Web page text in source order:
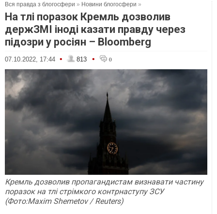
Вся правда з блогосфери » Новини блогосфери »
На тлі поразок Кремль дозволив
держЗМІ іноді казати правду через
підозри у росіян – Bloomberg
07.10.2022, 17:44 • 813 • 0
Кремль дозволив пропагандистам визнавати частину
поразок на тлі стрімкого контрнаступу ЗСУ
(Фото:Maxim Shemetov / Reuters)